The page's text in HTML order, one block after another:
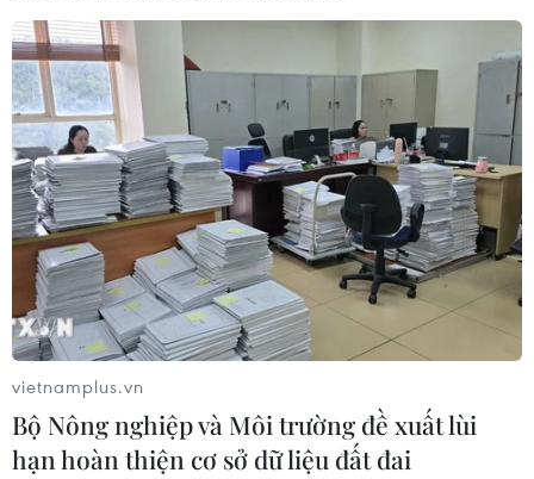
vietnamplus.vn
Bộ Nông nghiệp và Môi trường đề xuất lùi
hạn hoàn thiện cơ sở dữ liệu đất đai